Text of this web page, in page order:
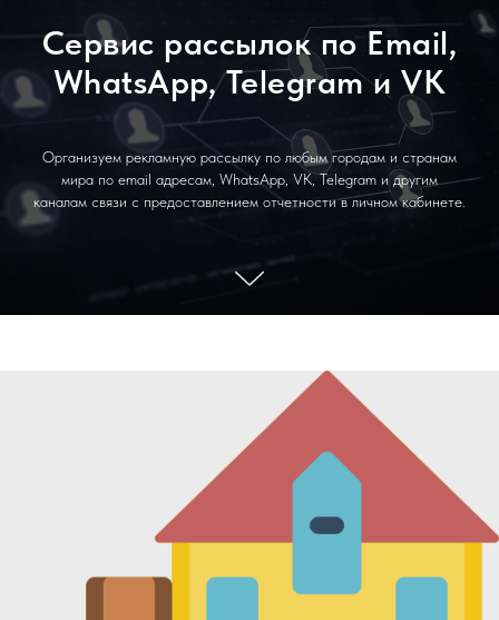
Сервис рассылок по Email,
WhatsApp, Telegram и VK
Организуем рекламную рассылку по любым городам и странам
мира по email адресам, WhatsApp, VK, Telegram и другим
каналам связи с предоставлением отчетности в личном кабинете.